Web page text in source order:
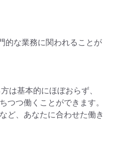
的な業務に関われることが
は基本的にほぼおらず、
つつ働くことができます。
ど、あなたに合わせた働き